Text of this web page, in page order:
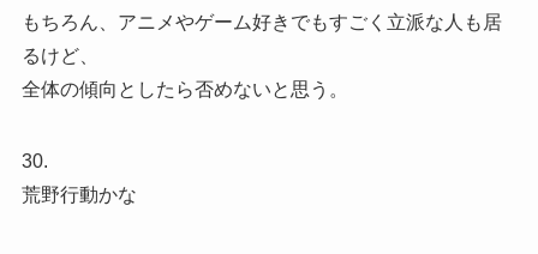
もちろん、アニメやゲーム好きでもすごく立派な人も居
るけど、
全体の傾向としたら否めないと思う。
30.
荒野行動かな